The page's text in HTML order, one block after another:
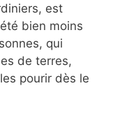
est
bien moins
qui
de terres,
pourir dès le